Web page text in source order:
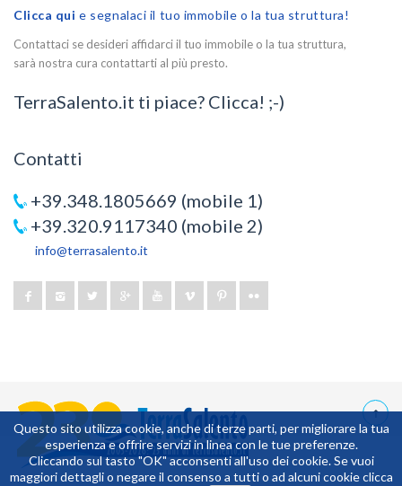
Clicca qui e segnalaci il tuo immobile o la tua struttura!
Contattaci se desideri affidarci il tuo immobile o la tua struttura,
sarà nostra cura contattarti al più presto.
TerraSalento.it ti piace? Clicca! ;-)
Contatti
+39.348.1805669 (mobile 1)
+39.320.9117340 (mobile 2)
info@terrasalento.it
Questo sito utilizza cookie, anche di terze parti, per migliorare la tua
esperienza e offrire servizi in linea con le tue preferenze.
Cliccando sul tasto "OK" acconsenti all'uso dei cookie. Se vuoi
maggiori dettagli o negare il consenso a tutti o ad alcuni cookie clicca
0,09375